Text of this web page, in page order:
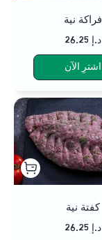
فراكة نية
26.25 د.إ
اشترِ الآن
كفتة نية
26.25 د.إ